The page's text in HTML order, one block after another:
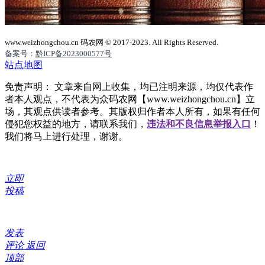
www.weizhongchou.cn 码农网 © 2017-2023. All Rights Reserved.
备案号： 黔ICP备2023000577号
站点地图
免责声明： 文章来自网上收集，均已注明来源，均仅代表作
者本人观点，不代表为众码农网【www.weizhongchou.cn】立
场，其观点供读者参考。其版权归作者本人所有，如果有任何
侵犯您权益的地方，请联系我们， 违法和不良信息举报入口
！
我们将马上进行处理，谢谢。
立即
投稿
发表
评论 返回
顶部